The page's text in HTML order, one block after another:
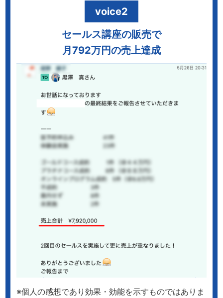
voice2
セールス講座の販売で
月792万円の売上達成
※個人の感想であり効果・効能を示すものではありま